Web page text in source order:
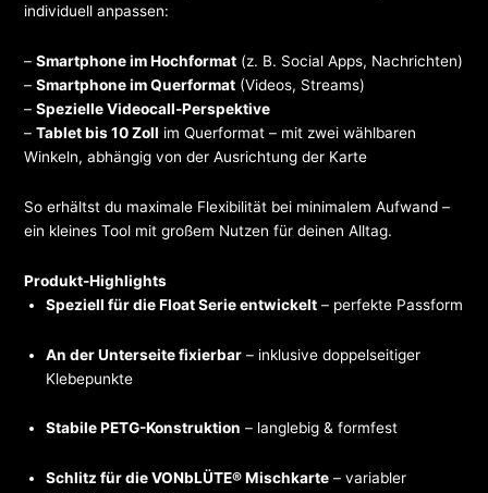
individuell anpassen:
–Smartphone im Hochformat (z. B. Social Apps, Nachrichten)
–Smartphone im Querformat (Videos, Streams)
–Spezielle Videocall-Perspektive
–Tablet bis 10 Zoll im Querformat – mit zwei wählbaren
Winkeln, abhängig von der Ausrichtung der Karte
So erhältst du maximale Flexibilität bei minimalem Aufwand –
ein kleines Tool mit großem Nutzen für deinen Alltag.
Produkt-Highlights
Speziell für die Float Serie entwickelt – perfekte Passform
An der Unterseite fixierbar – inklusive doppelseitiger
Klebepunkte
Stabile PETG-Konstruktion – langlebig & formfest
Schlitz für die VONbLÜTE® Mischkarte – variabler